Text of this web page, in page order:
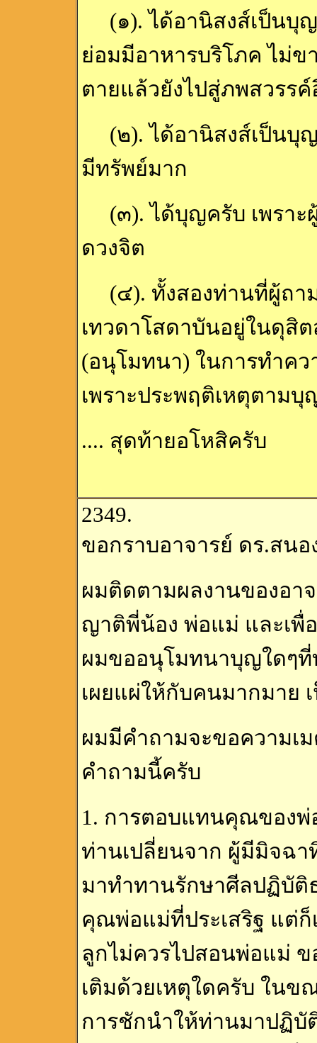
(๑). ได้อานิสงส์เป็นบุ
ย่อมมีอาหารบริโภค ไม่
ตายแล้วยังไปสู่ภพสวรร
(๒). ได้อานิสงส์เป็นบุ
มีทรัพย์มาก
(๓). ได้บุญครับ เพราะ
ดวงจิต
(๔). ทั้งสองท่านที่ผู้ถาม
เทวดาโสดาบันอยู่ในดุสิ
(อนุโมทนา) ในการทำค
เพราะประพฤติเหตุตาม
.... สุดท้ายอโหสิครับ
2349.
ขอกราบอาจารย์ ดร.สนอ
ผมติดตามผลงานของอา
ญาติพี่น้อง พ่อแม่ และเพื่
ผมขออนุโมทนาบุญใดๆที่
เผยแผ่ให้กับคนมากมาย
ผมมีคำถามจะขอความเ
คำถามนี้ครับ
1. การตอบแทนคุณของพ่
ท่านเปลี่ยนจาก ผู้มีมิจฉ
มาทำทานรักษาศีลปฏิบัติ
คุณพ่อแม่ที่ประเสริฐ แต่ก็
ลูกไม่ควรไปสอนพ่อแม่ ข
เติมด้วยเหตุใดครับ ใน
การชักนำให้ท่านมาปฏิบั